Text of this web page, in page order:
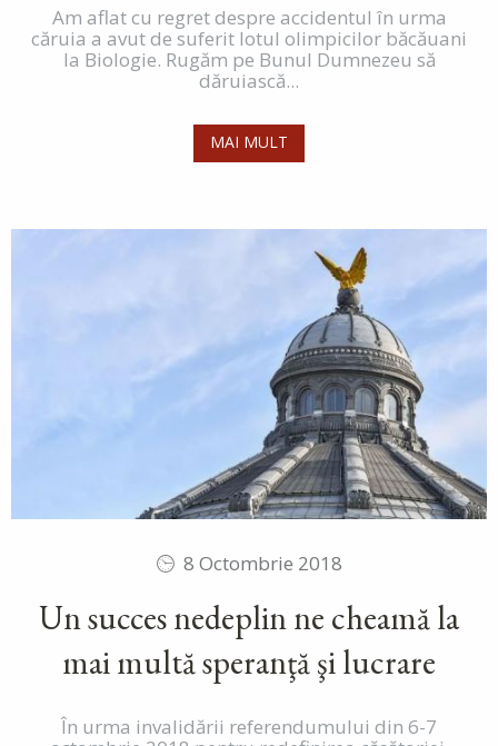
Am aflat cu regret despre accidentul în urma
căruia a avut de suferit lotul olimpicilor băcăuani
la Biologie. Rugăm pe Bunul Dumnezeu să
dăruiască...
MAI MULT
8 Octombrie 2018
Un succes nedeplin ne cheamă la
mai multă speranţă şi lucrare
În urma invalidării referendumului din 6-7